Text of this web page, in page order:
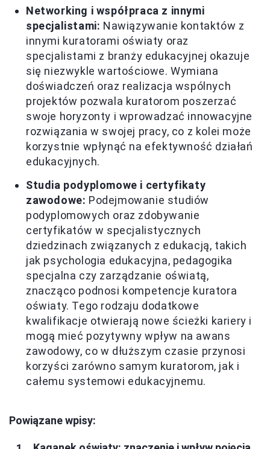
Networking i współpraca z innymi
specjalistami: Nawiązywanie kontaktów z
innymi kuratorami oświaty oraz
specjalistami z branży edukacyjnej okazuje
się niezwykle wartościowe. Wymiana
doświadczeń oraz realizacja wspólnych
projektów pozwala kuratorom poszerzać
swoje horyzonty i wprowadzać innowacyjne
rozwiązania w swojej pracy, co z kolei może
korzystnie wpłynąć na efektywność działań
edukacyjnych.
Studia podyplomowe i certyfikaty
zawodowe: Podejmowanie studiów
podyplomowych oraz zdobywanie
certyfikatów w specjalistycznych
dziedzinach związanych z edukacją, takich
jak psychologia edukacyjna, pedagogika
specjalna czy zarządzanie oświatą,
znacząco podnosi kompetencje kuratora
oświaty. Tego rodzaju dodatkowe
kwalifikacje otwierają nowe ścieżki kariery i
mogą mieć pozytywny wpływ na awans
zawodowy, co w dłuższym czasie przynosi
korzyści zarówno samym kuratorom, jak i
całemu systemowi edukacyjnemu.
Powiązane wpisy: